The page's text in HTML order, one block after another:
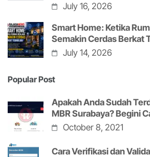
July 16, 2026
Smart Home: Ketika
Semakin Cerdas Berkat
July 14, 2026
Popular Post
Apakah Anda Sudah
MBR Surabaya? Begini
October 8, 2021
Cara Verifikasi dan